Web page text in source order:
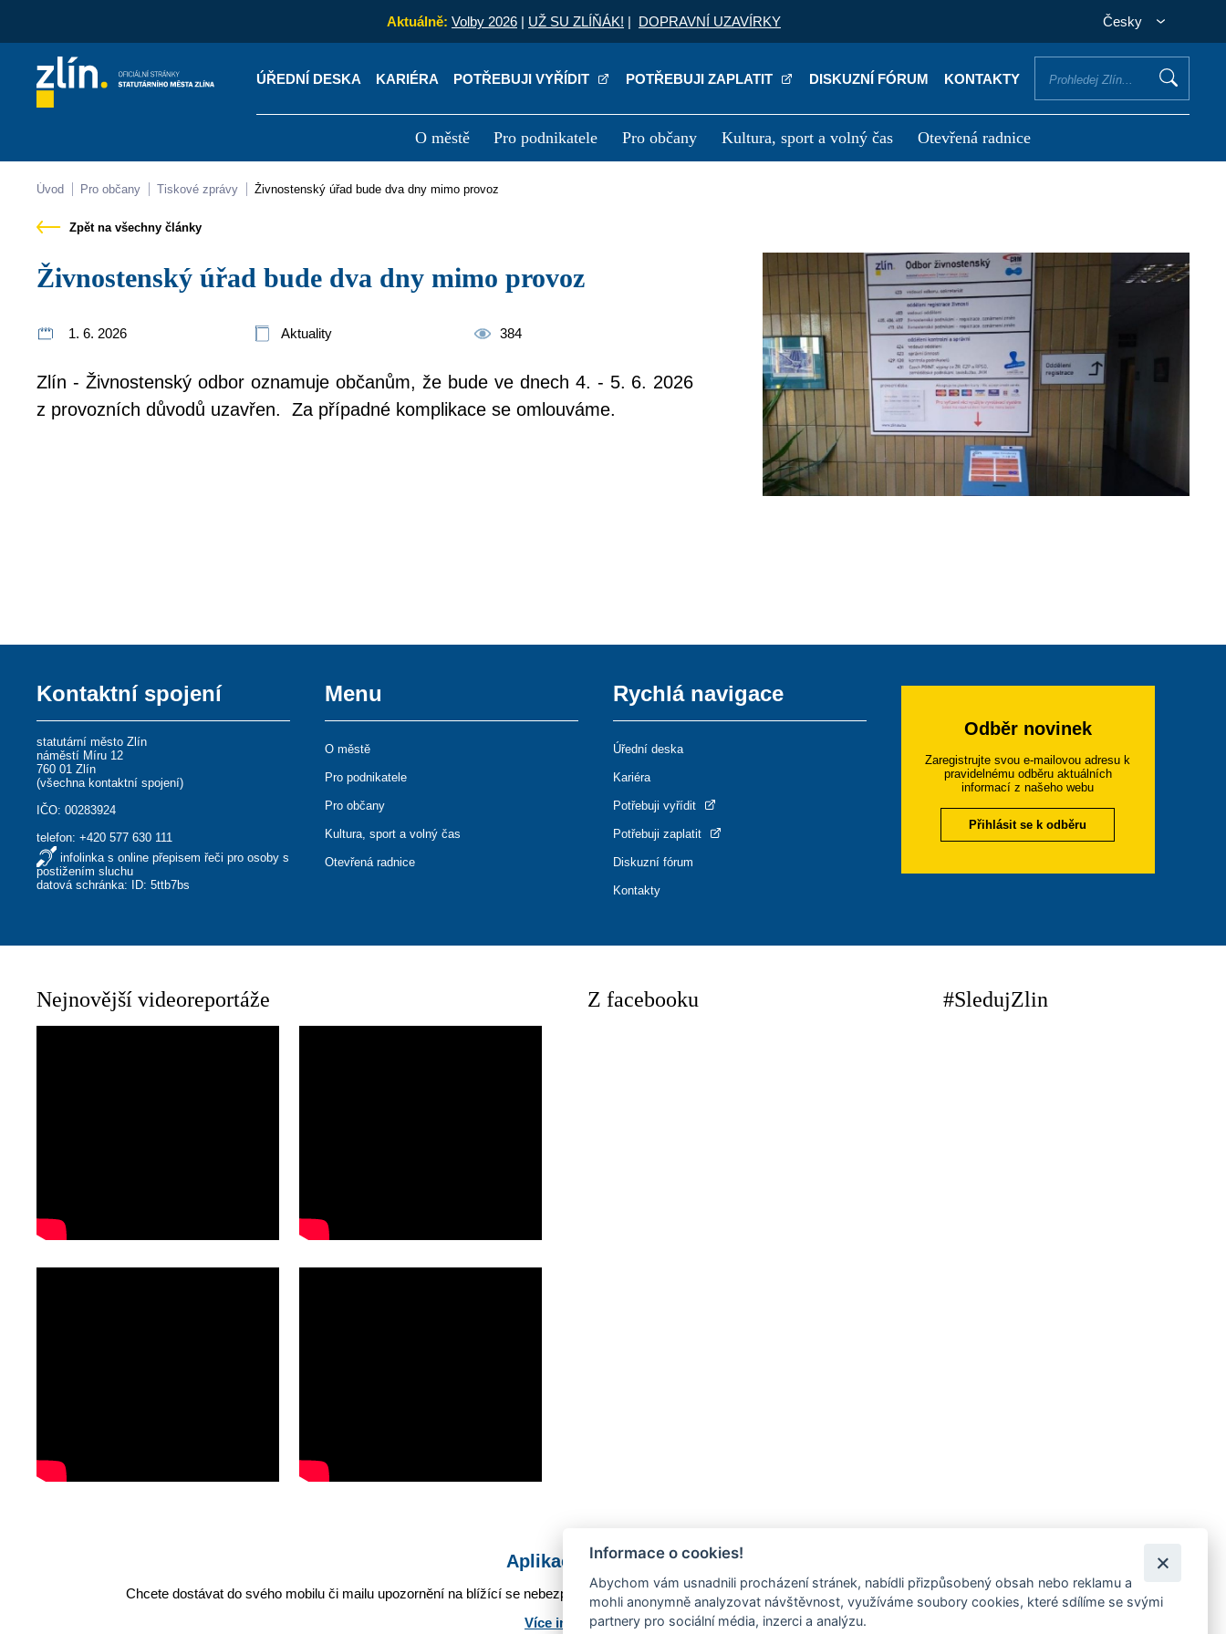
Aktuálně: Volby 2026 | UŽ SU ZLÍŇÁK! | DOPRAVNÍ UZAVÍRKY Česky
ÚŘEDNÍ DESKA KARIÉRA POTŘEBUJI VYŘÍDIT POTŘEBUJI ZAPLATIT DISKUZNÍ FÓRUM KONTAKTY
O městě Pro podnikatele Pro občany Kultura, sport a volný čas Otevřená radnice
Kontakty Úřední deska
Úvod Pro občany Tiskové zprávy Živnostenský úřad bude dva dny mimo provoz
Zpět na všechny články
Živnostenský úřad bude dva dny mimo provoz
1. 6. 2026 Aktuality 384
Zlín - Živnostenský odbor oznamuje občanům, že bude ve dnech 4. - 5. 6. 2026
z provozních důvodů uzavřen. Za případné komplikace se omlouváme.
Kontaktní spojení
statutární město Zlín
náměstí Míru 12
760 01 Zlín
(všechna kontaktní spojení)
IČO: 00283924
telefon:+420 577 630 111
infolinka s online přepisem řeči pro osoby s
postižením sluchu
datová schránka: ID: 5ttb7bs
Menu
O městě
Pro podnikatele
Pro občany
Kultura, sport a volný čas
Otevřená radnice
Rychlá navigace
Úřední deska
Kariéra
Potřebuji vyřídit
Potřebuji zaplatit
Diskuzní fórum
Kontakty
Odběr novinek
Zaregistrujte svou e-mailovou adresu k
pravidelnému odběru aktuálních
informací z našeho webu
Přihlásit se k odběru
Nejnovější videoreportáže Z facebooku #SledujZlin
Aplikace Mobilní rozhlas
Chcete dostávat do svého mobilu či mailu upozornění na blížící se nebezpečí, odstávky, poruchy a výpadky energií, ankety, pozvánky na kulturní a sportovní akce?
Více informací o aplikaci
Informace o cookies!
Abychom vám usnadnili procházení stránek, nabídli přizpůsobený obsah nebo reklamu a
mohli anonymně analyzovat návštěvnost, využíváme soubory cookies, které sdílíme se svými
partnery pro sociální média, inzerci a analýzu.